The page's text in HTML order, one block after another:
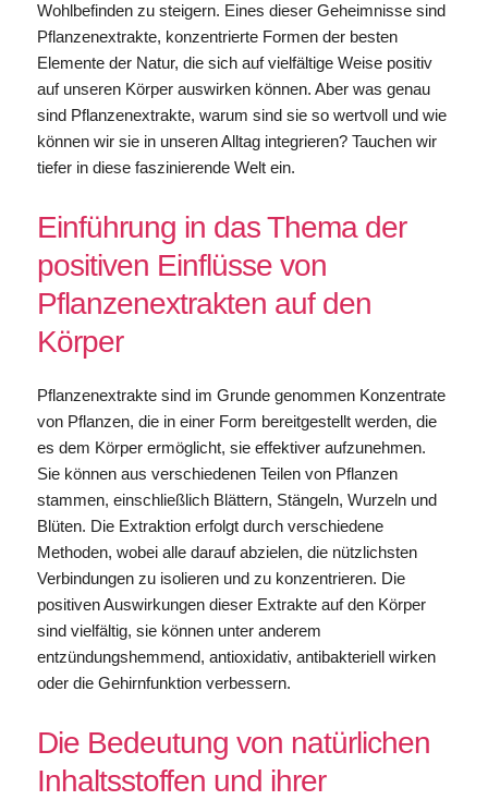
Wohlbefinden zu steigern. Eines dieser Geheimnisse sind
Pflanzenextrakte, konzentrierte Formen der besten
Elemente der Natur, die sich auf vielfältige Weise positiv
auf unseren Körper auswirken können. Aber was genau
sind Pflanzenextrakte, warum sind sie so wertvoll und wie
können wir sie in unseren Alltag integrieren? Tauchen wir
tiefer in diese faszinierende Welt ein.
Einführung in das Thema der
positiven Einflüsse von
Pflanzenextrakten auf den
Körper
Pflanzenextrakte sind im Grunde genommen Konzentrate
von Pflanzen, die in einer Form bereitgestellt werden, die
es dem Körper ermöglicht, sie effektiver aufzunehmen.
Sie können aus verschiedenen Teilen von Pflanzen
stammen, einschließlich Blättern, Stängeln, Wurzeln und
Blüten. Die Extraktion erfolgt durch verschiedene
Methoden, wobei alle darauf abzielen, die nützlichsten
Verbindungen zu isolieren und zu konzentrieren. Die
positiven Auswirkungen dieser Extrakte auf den Körper
sind vielfältig, sie können unter anderem
entzündungshemmend, antioxidativ, antibakteriell wirken
oder die Gehirnfunktion verbessern.
Die Bedeutung von natürlichen
Inhaltsstoffen und ihrer